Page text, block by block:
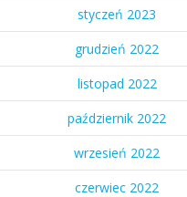
styczeń 2023
grudzień 2022
listopad 2022
październik 2022
wrzesień 2022
czerwiec 2022